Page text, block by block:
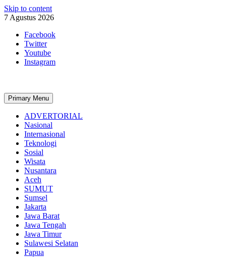
Skip to content
7 Agustus 2026
Facebook
Twitter
Youtube
Instagram
Primary Menu
ADVERTORIAL
Nasional
Internasional
Teknologi
Sosial
Wisata
Nusantara
Aceh
SUMUT
Sumsel
Jakarta
Jawa Barat
Jawa Tengah
Jawa Timur
Sulawesi Selatan
Papua